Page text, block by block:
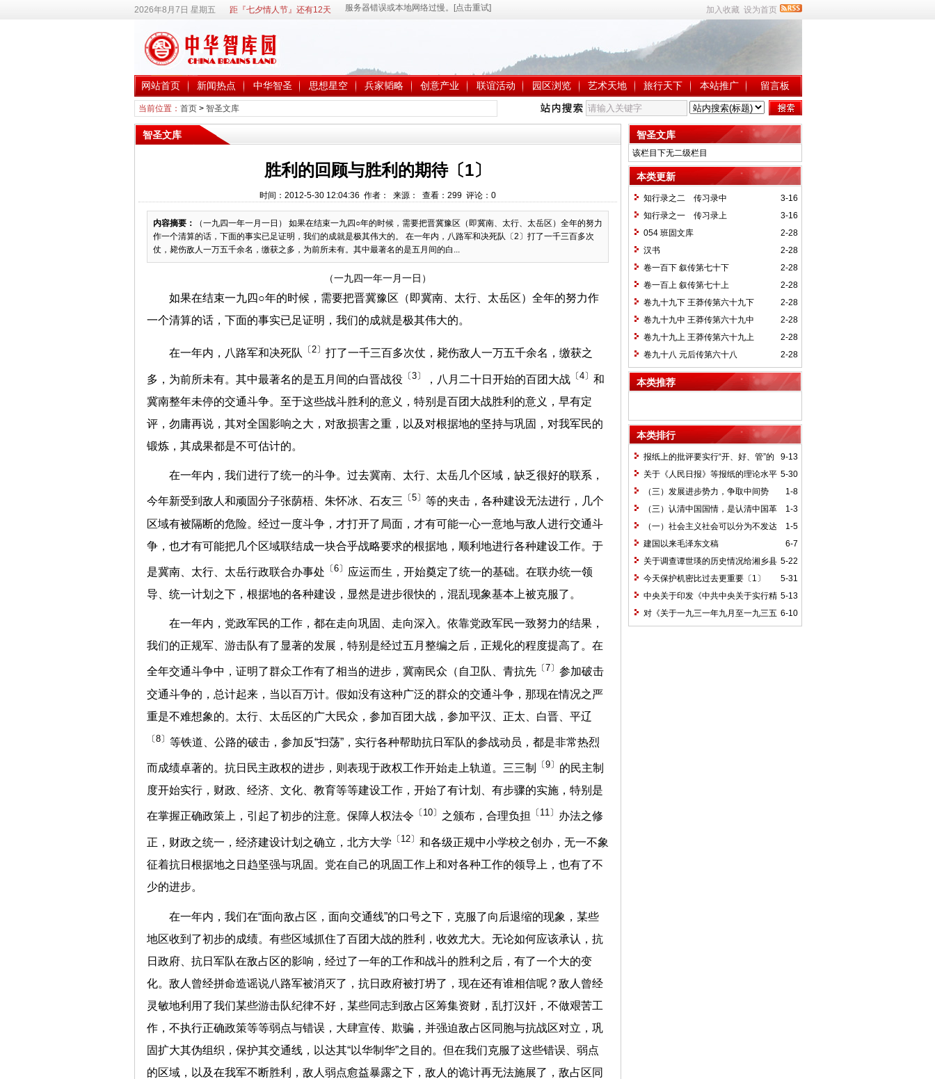
2026年8月7日 星期五 距『七夕情人节』还有12天 加入收藏 设为首页
网站首页 新闻热点 中华智圣 思想星空 兵家韬略 创意产业 联谊活动 园区浏览 艺术天地 旅行天下 本站推广 留言板
当前位置： 首页> 智圣文库
智圣文库
胜利的回顾与胜利的期待〔1〕
时间：2012-5-30 12:04:36 作者： 来源： 查看： 299评论： 0
内容摘要：
（一九四一年一月一日） 如果在结束一九四○年的时候，需要把晋冀豫区（即冀南、太行、太岳区）全年的努力
作一个清算的话，下面的事实已足证明，我们的成就是极其伟大的。 在一年内，八路军和决死队〔2〕打了一千三百多次
仗，毙伤敌人一万五千余名，缴获之多，为前所未有。其中最著名的是五月间的白...
（一九四一年一月一日）
如果在结束一九四○年的时候，需要把晋冀豫区（即冀南、太行、太岳区）全年的努力作
一个清算的话，下面的事实已足证明，我们的成就是极其伟大的。
在一年内，八路军和决死队 〔2〕 打了一千三百多次仗，毙伤敌人一万五千余名，缴获之
多，为前所未有。其中最著名的是五月间的白晋战役 〔3〕 ，八月二十日开始的百团大战 〔4〕 和
冀南整年未停的交通斗争。至于这些战斗胜利的意义，特别是百团大战胜利的意义，早有定
评，勿庸再说，其对全国影响之大，对敌损害之重，以及对根据地的坚持与巩固，对我军民的
锻炼，其成果都是不可估计的。
在一年内，我们进行了统一的斗争。过去冀南、太行、太岳几个区域，缺乏很好的联系，
今年新受到敌人和顽固分子张荫梧、朱怀冰、石友三 〔5〕 等的夹击，各种建设无法进行，几个
区域有被隔断的危险。经过一度斗争，才打开了局面，才有可能一心一意地与敌人进行交通斗
争，也才有可能把几个区域联结成一块合乎战略要求的根据地，顺利地进行各种建设工作。于
是冀南、太行、太岳行政联合办事处 〔6〕 应运而生，开始奠定了统一的基础。在联办统一领
导、统一计划之下，根据地的各种建设，显然是进步很快的，混乱现象基本上被克服了。
在一年内，党政军民的工作，都在走向巩固、走向深入。依靠党政军民一致努力的结果，
我们的正规军、游击队有了显著的发展，特别是经过五月整编之后，正规化的程度提高了。在
全年交通斗争中，证明了群众工作有了相当的进步，冀南民众（自卫队、青抗先 〔7〕 参加破击
交通斗争的，总计起来，当以百万计。假如没有这种广泛的群众的交通斗争，那现在情况之严
重是不难想象的。太行、太岳区的广大民众，参加百团大战，参加平汉、正太、白晋、平辽
〔8〕 等铁道、公路的破击，参加反“扫荡”，实行各种帮助抗日军队的参战动员，都是非常热烈
而成绩卓著的。抗日民主政权的进步，则表现于政权工作开始走上轨道。三三制 〔9〕 的民主制
度开始实行，财政、经济、文化、教育等等建设工作，开始了有计划、有步骤的实施，特别是
在掌握正确政策上，引起了初步的注意。保障人权法令 〔10〕 之颁布，合理负担 〔11〕 办法之修
正，财政之统一，经济建设计划之确立，北方大学 〔12〕 和各级正规中小学校之创办，无一不象
征着抗日根据地之日趋坚强与巩固。党在自己的巩固工作上和对各种工作的领导上，也有了不
少的进步。
在一年内，我们在“面向敌占区，面向交通线”的口号之下，克服了向后退缩的现象，某些
地区收到了初步的成绩。有些区域抓住了百团大战的胜利，收效尤大。无论如何应该承认，抗
日政府、抗日军队在敌占区的影响，经过了一年的工作和战斗的胜利之后，有了一个大的变
化。敌人曾经拼命造谣说八路军被消灭了，抗日政府被打坍了，现在还有谁相信呢？敌人曾经
灵敏地利用了我们某些游击队纪律不好，某些同志到敌占区筹集资财，乱打汉奸，不做艰苦工
作，不执行正确政策等等弱点与错误，大肆宣传、欺骗，并强迫敌占区同胞与抗战区对立，巩
固扩大其伪组织，保护其交通线，以达其“以华制华”之目的。但在我们克服了这些错误、弱点
的区域，以及在我军不断胜利，敌人弱点愈益暴露之下，敌人的诡计再无法施展了，敌占区同
智圣文库
该栏目下无二级栏目
本类更新
3-16
知行录之二 传习录中
3-16
知行录之一 传习录上
2-28
054 班固文库
2-28
汉书
2-28
卷一百下 叙传第七十下
2-28
卷一百上 叙传第七十上
2-28
卷九十九下 王莽传第六十九下
2-28
卷九十九中 王莽传第六十九中
2-28
卷九十九上 王莽传第六十九上
2-28
卷九十八 元后传第六十八
本类推荐
本类排行
9-13
报纸上的批评要实行“开、好、管”的
方针*
5-30
关于《人民日报》等报纸的理论水平
的批语〔1〕
1-8
（三）发展进步势力，争取中间势
力，孤立顽固势力
1-3
（三）认清中国国情，是认清中国革
命一切问题的基本依据
1-5
（一）社会主义社会可以分为不发达
和比较发达两个阶段
6-7
建国以来毛泽东文稿
5-22
关于调查谭世瑛的历史情况给湘乡县
委的信和给谭世瑛的复信
5-31
今天保护机密比过去更重要〔1〕
5-13
中央关于印发《中共中央关于实行精
兵简政、增产节约、反对贪污、反对浪费
和反对官僚主义的决定》的通知和毛泽东
6-10
对《关于一九三一年九月至一九三五